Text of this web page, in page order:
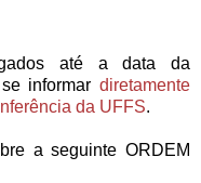
até a data da
informar diretamente
da UFFS.
a seguinte ORDEM